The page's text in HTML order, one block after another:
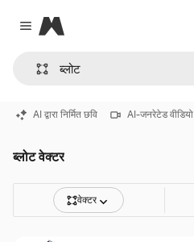
Close menu
Magnific
AI द्वारा निर्मित छवि AI-जनरेटेड वीडियो
ब्लोट वेक्टर
वेक्टर